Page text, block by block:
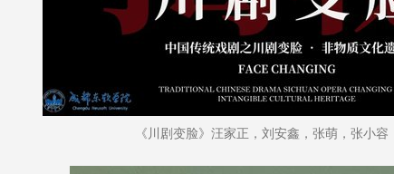
《川剧变脸》汪家正，刘安鑫，张萌，张小容